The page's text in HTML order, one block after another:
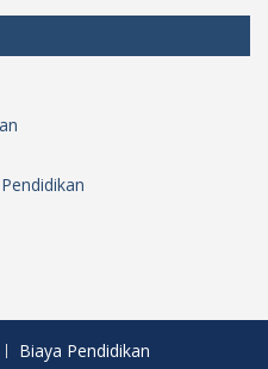
Biaya Pendidikan